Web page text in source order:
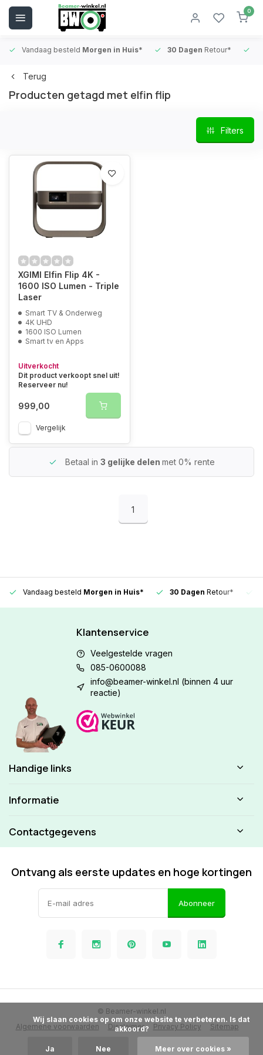
0
Vandaag besteld Morgen in Huis* 30 Dagen Retour*
Terug
Producten getagd met elfin flip
Filters
XGIMI Elfin Flip 4K -
1600 ISO Lumen - Triple
Laser
Smart TV & Onderweg
4K UHD
1600 ISO Lumen
Smart tv en Apps
Uitverkocht
Dit product verkoopt snel uit!
Reserveer nu!
999,00
Vergelijk
Betaal in 3 gelijke delen met 0% rente
1
Vandaag besteld Morgen in Huis* 30 Dagen Retour*
Klantenservice
Veelgestelde vragen
085-0600088
info@beamer-winkel.nl (binnen 4 uur
reactie)
Handige links
Informatie
Contactgegevens
Ontvang als eerste updates en hoge kortingen
Abonneer
Algemene voorwaarden Disclaimer Privacy Policy Sitemap
© Beamer-winkel.nl
akkoord?
Ja Nee Meer over cookies »